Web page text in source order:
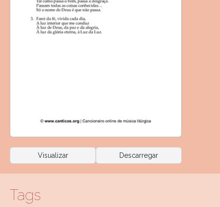
Visualizar Descarregar
Tags